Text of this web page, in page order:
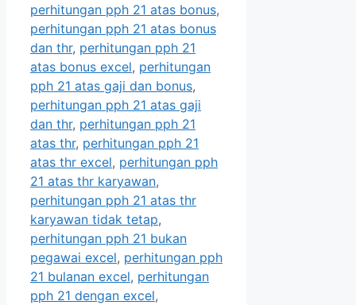
perhitungan pph 21 atas bonus,
perhitungan pph 21 atas bonus
dan thr, perhitungan pph 21
atas bonus excel, perhitungan
pph 21 atas gaji dan bonus,
perhitungan pph 21 atas gaji
dan thr, perhitungan pph 21
atas thr, perhitungan pph 21
atas thr excel, perhitungan pph
21 atas thr karyawan,
perhitungan pph 21 atas thr
karyawan tidak tetap,
perhitungan pph 21 bukan
pegawai excel, perhitungan pph
21 bulanan excel, perhitungan
pph 21 dengan excel,